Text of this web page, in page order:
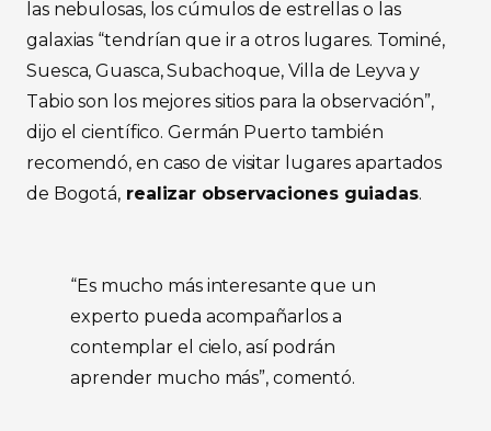
las nebulosas, los cúmulos de estrellas o las
galaxias “tendrían que ir a otros lugares. Tominé,
Suesca, Guasca, Subachoque, Villa de Leyva y
Tabio son los mejores sitios para la observación”,
dijo el científico. Germán Puerto también
recomendó, en caso de visitar lugares apartados
de Bogotá, realizar observaciones guiadas.
“Es mucho más interesante que un
experto pueda acompañarlos a
contemplar el cielo, así podrán
aprender mucho más”, comentó.